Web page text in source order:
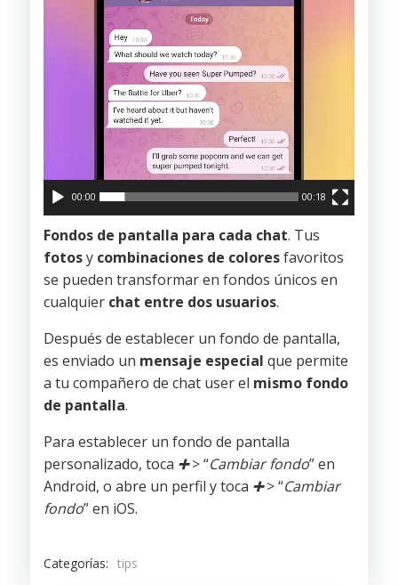
00:00 00:18
Fondos de pantalla para cada chat. Tus
fotosy combinaciones de coloresfavoritos
se pueden transformar en fondos únicos en
cualquier chat entre dos usuarios.
Después de establecer un fondo de pantalla,
es enviado un mensaje especial que permite
a tu compañero de chat user el mismo fondo
de pantalla.
Para establecer un fondo de pantalla
personalizado, toca ➕> “Cambiar fondo” en
Android, o abre un perfil y toca ➕> “Cambiar
fondo” en iOS.
Categorías: tips